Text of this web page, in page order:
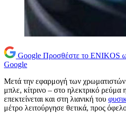
Google Προσθέστε το ENIKOS
Google
Μετά την εφαρμογή των χρωματιστών
μπλε, κίτρινο – στο ηλεκτρικό
επεκτείνεται και στη λιανική του
μέτρο λειτούργησε θετικά, προς